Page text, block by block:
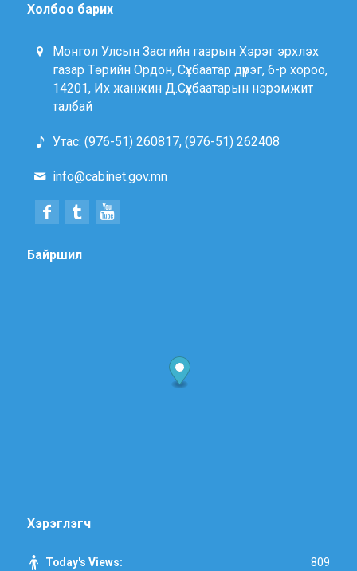
Холбоо барих
Монгол Улсын Засгийн газрын Хэрэг эрхлэх
газар Төрийн Ордон, Сүхбаатар дүүрэг, 6-р хороо,
14201, Их жанжин Д.Сүхбаатарын нэрэмжит
талбай
Утас: (976-51) 260817, (976-51) 262408
info@cabinet.gov.mn
Байршил
Хэрэглэгч
Today's Views: 809